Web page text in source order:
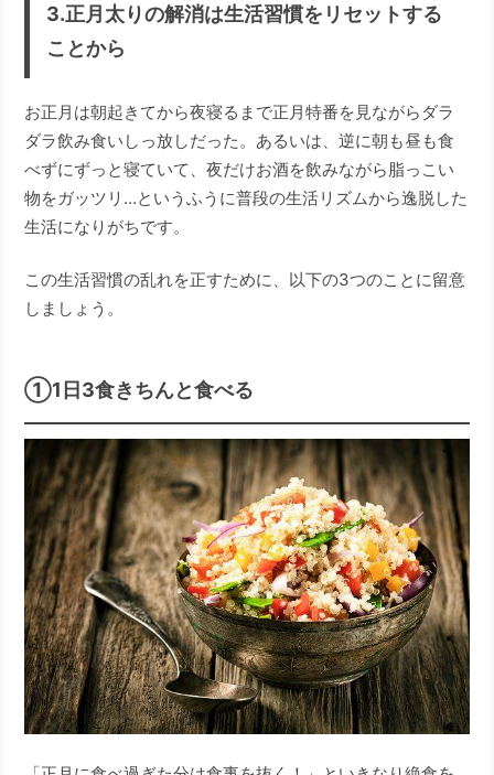
3.正月太りの解消は生活習慣をリセットする
ことから
お正月は朝起きてから夜寝るまで正月特番を見ながらダラ
ダラ飲み食いしっ放しだった。あるいは、逆に朝も昼も食
べずにずっと寝ていて、夜だけお酒を飲みながら脂っこい
物をガッツリ…というふうに普段の生活リズムから逸脱した
生活になりがちです。
この生活習慣の乱れを正すために、以下の3つのことに留意
しましょう。
①1日3食きちんと食べる